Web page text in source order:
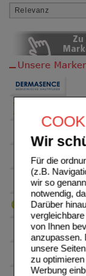
Wir
Für die
(z.B.
wir so
notwendig,
Darüber
von Ihnen
anzupassen.
unsere
zu
Werbung